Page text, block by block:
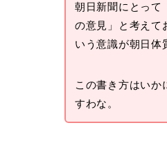
朝日新聞にとって
の意見」と考えて
いう意識が朝日体
この書き方はいか
すわな。